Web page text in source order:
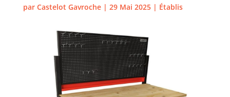
par Castelot Gavroche| 29 Mai 2025| Établis